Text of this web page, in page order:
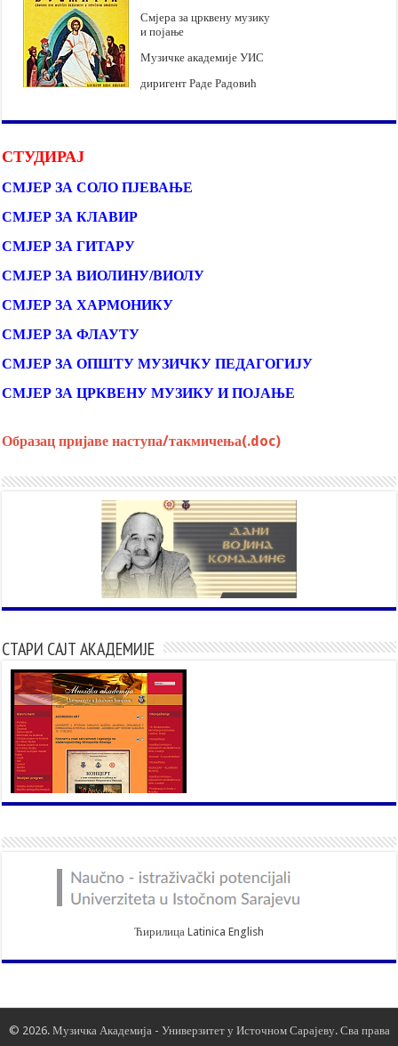
Смјера за црквену музику
и појање
Музичке академије УИС
диригент Раде Радовић
СТУДИРАЈ
СМЈЕР ЗА СОЛО ПЈЕВАЊЕ
СМЈЕР ЗА КЛАВИР
СМЈЕР ЗА ГИТАРУ
СМЈЕР ЗА ВИОЛИНУ/ВИОЛУ
СМЈЕР ЗА ХАРМОНИКУ
СМЈЕР ЗА ФЛАУТУ
СМЈЕР ЗА ОПШТУ МУЗИЧКУ ПЕДАГОГИЈУ
СМЈЕР ЗА ЦРКВЕНУ МУЗИКУ И ПОЈАЊЕ
Образац пријаве наступа/такмичења(.doc)
СТАРИ САЈТ АКАДЕМИЈЕ
Ћирилица Latinica English
© 2026. Музичка Академија - Универзитет у Источном Сарајеву. Сва права